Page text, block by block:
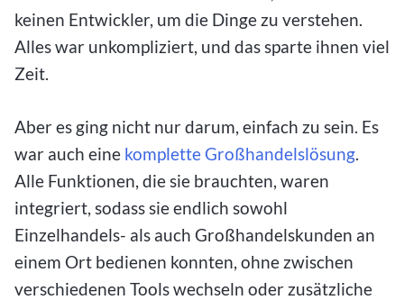
keinen Entwickler, um die Dinge zu verstehen.
Alles war unkompliziert, und das sparte ihnen viel
Zeit.
Aber es ging nicht nur darum, einfach zu sein. Es
war auch eine komplette Großhandelslösung.
Alle Funktionen, die sie brauchten, waren
integriert, sodass sie endlich sowohl
Einzelhandels- als auch Großhandelskunden an
einem Ort bedienen konnten, ohne zwischen
verschiedenen Tools wechseln oder zusätzliche